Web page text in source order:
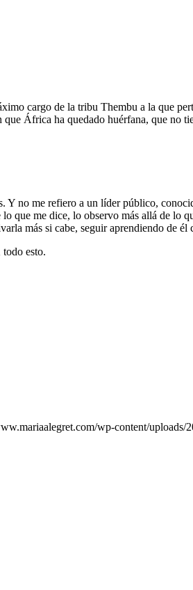
cargo de la tribu Thembu a la que
África ha quedado huérfana, que no
Y no me refiero a un líder público,
que me dice, lo observo más allá de lo
más si cabe, seguir aprendiendo de él
esto.
wp-content/uploads/